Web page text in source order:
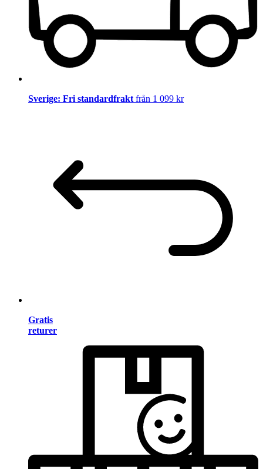
Sverige: Fri standardfrakt från 1 099 kr
Gratis
returer